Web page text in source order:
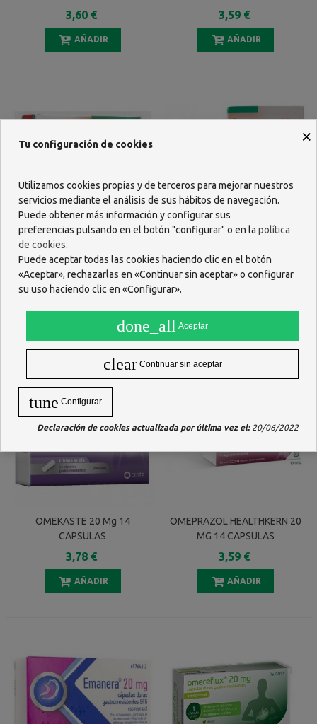
CAPSULAS
GASTRORRESISTENTES
3,60 €
AÑADIR
GASTRORRESISTENTES
(FRASCO)
3,59 €
AÑADIR
OMEPROTECT 20 MG 14
CAPSULAS
GASTRORRESISTENTES
(BLISTER)
3,79 €
AÑADIR
CAPSULAS
GASTRORRESISTENTES
AÑADIR
OMEKASTE 20 Mg 14
CAPSULAS
GASTRORRESISTENTES
(BLISTER PVC-PVDC/Al)
3,78 €
AÑADIR
OMEPRAZOL HEALTHKERN 20
MG 14 CAPSULAS
GASTRORRESISTENTES
(BLISTER)
3,59 €
AÑADIR
×
Tu configuración de cookies
Utilizamos cookies propias y de terceros para mejorar nuestros
servicios mediante el análisis de sus hábitos de navegación.
Puede obtener más información y configurar sus
preferencias pulsando en el botón "configurar" o en la política
de cookies.
Puede aceptar todas las cookies haciendo clic en el botón
«Aceptar», rechazarlas en «Continuar sin aceptar» o configurar
su uso haciendo clic en «Configurar».
done_all Aceptar
clear Continuar sin aceptar
tune Configurar
Declaración de cookies actualizada por última vez el:20/06/2022